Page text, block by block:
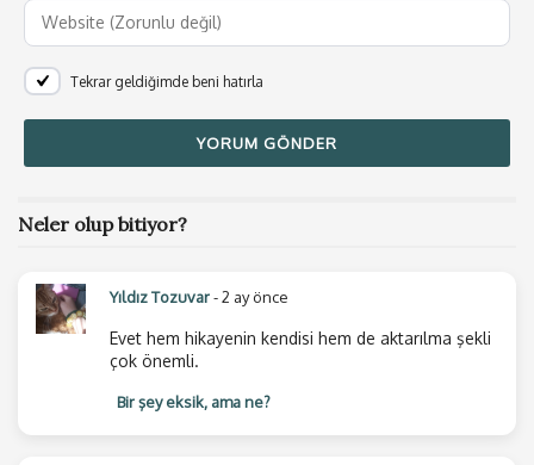
Tekrar geldiğimde beni hatırla
Neler olup bitiyor?
Yıldız Tozuvar- 2 ay önce
Evet hem hikayenin kendisi hem de aktarılma şekli
çok önemli.
Bir şey eksik, ama ne?